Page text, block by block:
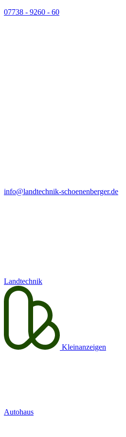
07738 - 9260 - 60
info@landtechnik-schoenenberger.de
Landtechnik
Kleinanzeigen
Autohaus